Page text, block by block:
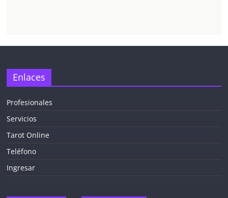
Enlaces
Profesionales
Servicios
Tarot Online
Teléfono
Ingresar